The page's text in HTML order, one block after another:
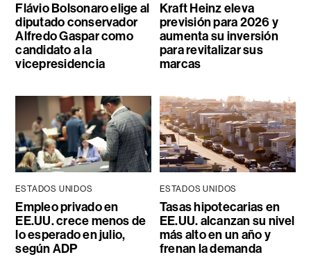
Flávio Bolsonaro elige al
diputado conservador
Alfredo Gaspar como
candidato a la
vicepresidencia
Kraft Heinz eleva
previsión para 2026 y
aumenta su inversión
para revitalizar sus
marcas
ESTADOS UNIDOS
Empleo privado en
EE.UU. crece menos de
lo esperado en julio,
según ADP
ESTADOS UNIDOS
Tasas hipotecarias en
EE.UU. alcanzan su nivel
más alto en un año y
frenan la demanda